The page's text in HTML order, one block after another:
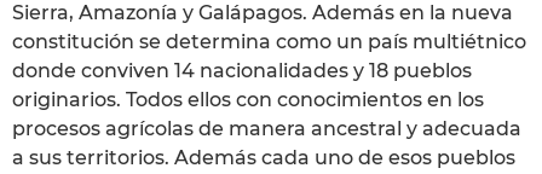
Sierra, Amazonía y Galápagos. Además en la nueva
constitución se determina como un país multiétnico
donde conviven 14 nacionalidades y 18 pueblos
originarios. Todos ellos con conocimientos en los
procesos agrícolas de manera ancestral y adecuada
a sus territorios. Además cada uno de esos pueblos